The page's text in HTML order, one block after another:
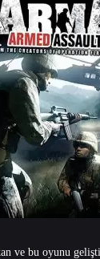
ve bu oyunu